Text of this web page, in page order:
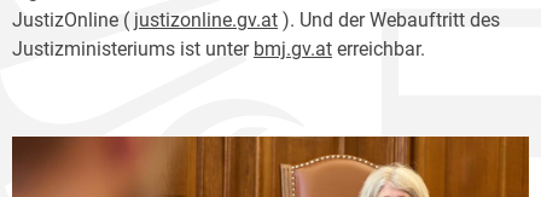
JustizOnline ( justizonline.gv.at ). Und der Webauftritt des
Justizministeriums ist unter bmj.gv.at erreichbar.